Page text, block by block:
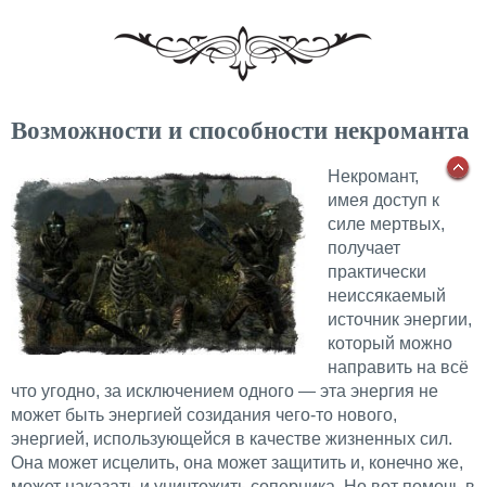
Возможности и способности некроманта
Некромант,
имея доступ к
силе мертвых,
получает
практически
неиссякаемый
источник энергии,
который можно
направить на всё
что угодно, за исключением одного — эта энергия не
может быть энергией созидания чего-то нового,
энергией, использующейся в качестве жизненных сил.
Она может исцелить, она может защитить и, конечно же,